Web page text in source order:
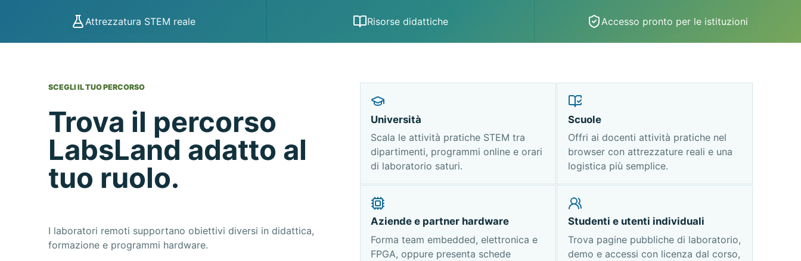
Attrezzatura STEM reale Risorse didattiche Accesso pronto per le istituzioni
SCEGLI IL TUO PERCORSO
Trova il percorso
LabsLand adatto al
tuo ruolo.
I laboratori remoti supportano obiettivi diversi in didattica,
formazione e programmi hardware.
Università
Scala le attività pratiche STEM tra
dipartimenti, programmi online e orari
di laboratorio saturi.
Scuole
Offri ai docenti attività pratiche nel
browser con attrezzature reali e una
logistica più semplice.
Aziende e partner hardware
Forma team embedded, elettronica e
FPGA, oppure presenta schede
Studenti e utenti individuali
Trova pagine pubbliche di laboratorio,
demo e accessi con licenza dal corso,